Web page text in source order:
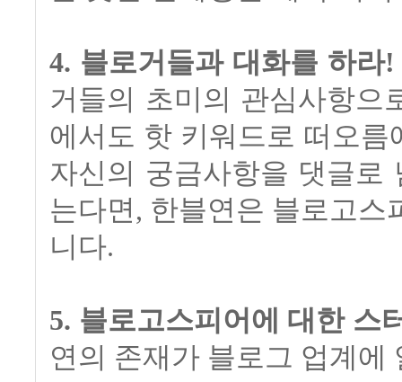
4. 블로거들과 대화를 하라!
거들의 초미의 관심사항
에서도 핫 키워드로 떠오
자신의 궁금사항을 댓글로
는다면, 한블연은 블로고스
니다.
5. 블로고스피어에 대한 스
연의 존재가 블로그 업계